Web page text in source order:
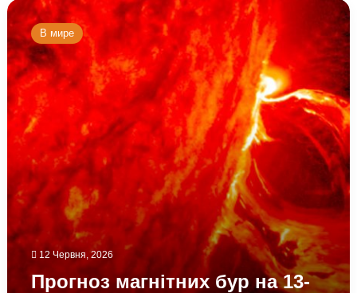
Прогноз
магнітних
бур
на
13-
червня:
помірна
космічна
погода,
але
нюанси
В мире
12 Червня, 2026
Прогноз магнітних бур на 13-